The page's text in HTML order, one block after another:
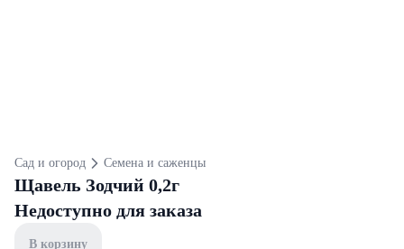
Сад и огород Семена и саженцы
Щавель Зодчий 0,2г
Недоступно для заказа
В корзину